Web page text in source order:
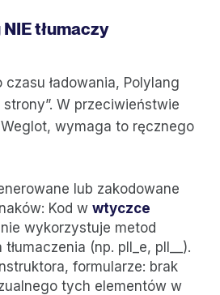
tłumaczy
ładowania, Polylang
strony”. W przeciwieństwie
wymaga to ręcznego
lub zakodowane
Kod w wtyczce
wykorzystuje metod
(np. pll_e, pll__).
formularze: brak
tych elementów w